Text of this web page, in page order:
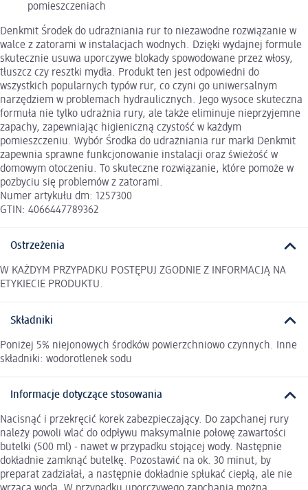
pomieszczeniach
Denkmit Środek do udrażniania rur to niezawodne rozwiązanie w
walce z zatorami w instalacjach wodnych. Dzięki wydajnej formule
skutecznie usuwa uporczywe blokady spowodowane przez włosy,
tłuszcz czy resztki mydła. Produkt ten jest odpowiedni do
wszystkich popularnych typów rur, co czyni go uniwersalnym
narzędziem w problemach hydraulicznych. Jego wysoce skuteczna
formuła nie tylko udrażnia rury, ale także eliminuje nieprzyjemne
zapachy, zapewniając higieniczną czystość w każdym
pomieszczeniu. Wybór Środka do udrażniania rur marki Denkmit
zapewnia sprawne funkcjonowanie instalacji oraz świeżość w
domowym otoczeniu. To skuteczne rozwiązanie, które pomoże w
pozbyciu się problemów z zatorami.
Numer artykułu dm: 1257300
GTIN: 4066447789362
Ostrzeżenia
W KAŻDYM PRZYPADKU POSTĘPUJ ZGODNIE Z INFORMACJĄ NA
ETYKIECIE PRODUKTU.
Składniki
Poniżej 5% niejonowych środków powierzchniowo czynnych. Inne
składniki: wodorotlenek sodu
Informacje dotyczące stosowania
Nacisnąć i przekręcić korek zabezpieczający. Do zapchanej rury
należy powoli wlać do odpływu maksymalnie połowę zawartości
butelki (500 ml) - nawet w przypadku stojącej wody. Następnie
dokładnie zamknąć butelkę. Pozostawić na ok. 30 minut, by
preparat zadziałał, a następnie dokładnie spłukać ciepłą, ale nie